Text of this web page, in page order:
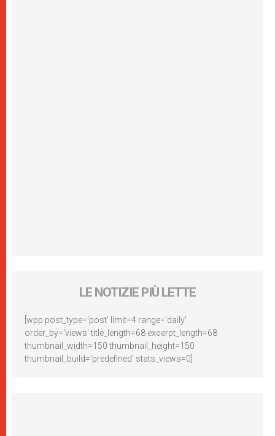
LE NOTIZIE PIÙ LETTE
[wpp post_type='post' limit=4 range='daily'
order_by='views' title_length=68 excerpt_length=68
thumbnail_width=150 thumbnail_height=150
thumbnail_build='predefined' stats_views=0]